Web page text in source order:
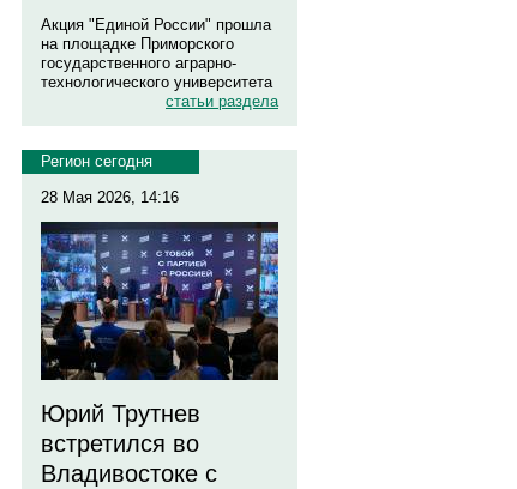
Акция "Единой России" прошла
на площадке Приморского
государственного аграрно-
технологического университета
статьи раздела
Регион сегодня
28 Мая 2026, 14:16
Юрий Трутнев
встретился во
Владивостоке с